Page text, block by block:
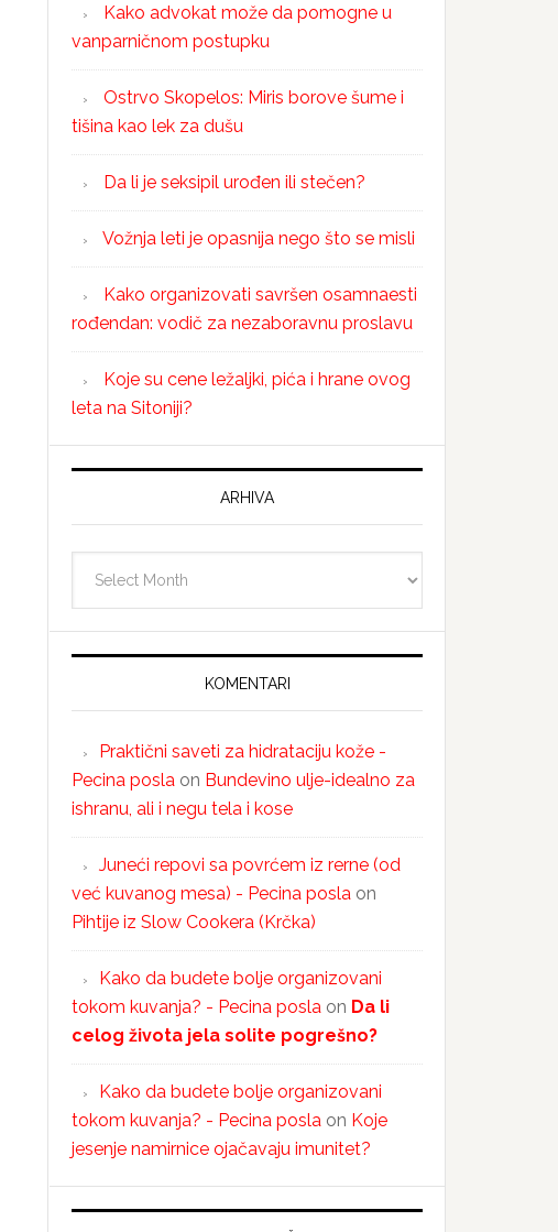
Kako advokat može da pomogne u
vanparničnom postupku
Ostrvo Skopelos: Miris borove šume i
tišina kao lek za dušu
Da li je seksipil urođen ili stečen?
Vožnja leti je opasnija nego što se misli
Kako organizovati savršen osamnaesti
rođendan: vodič za nezaboravnu proslavu
Koje su cene ležaljki, pića i hrane ovog
leta na Sitoniji?
ARHIVA
KOMENTARI
Praktični saveti za hidrataciju kože -
Pecina posla on Bundevino ulje-idealno za
ishranu, ali i negu tela i kose
Juneći repovi sa povrćem iz rerne (od
već kuvanog mesa) - Pecina posla on
Pihtije iz Slow Cookera (Krčka)
Kako da budete bolje organizovani
tokom kuvanja? - Pecina posla on Da li
celog života jela solite pogrešno?
Kako da budete bolje organizovani
tokom kuvanja? - Pecina posla on Koje
jesenje namirnice ojačavaju imunitet?